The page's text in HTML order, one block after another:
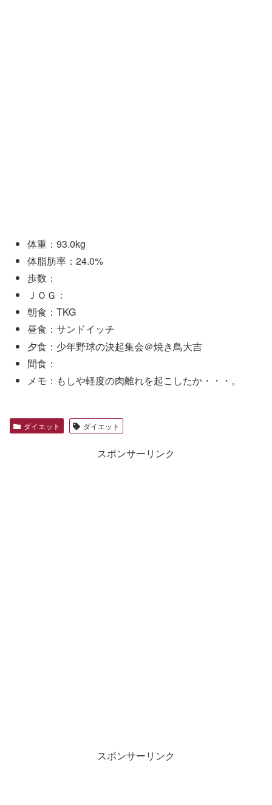
体重：93.0kg
体脂肪率：24.0%
歩数：
ＪＯＧ：
朝食：TKG
昼食：サンドイッチ
夕食：少年野球の決起集会＠焼き鳥大吉
間食：
メモ：もしや軽度の肉離れを起こしたか・・・。
ダイエット ダイエット
スポンサーリンク
スポンサーリンク